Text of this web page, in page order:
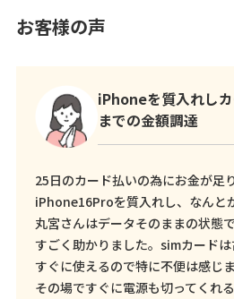
お客様の声
iPhoneを質入れし
までの金額調達
25日のカード払いの為にお金が足
iPhone16Proを質入れし、なんと
丸宮さんはデータそのままの状態
すごく助かりました。simカード
すぐに使えるので特に不便は感じま
その場ですぐに電源も切ってくれ